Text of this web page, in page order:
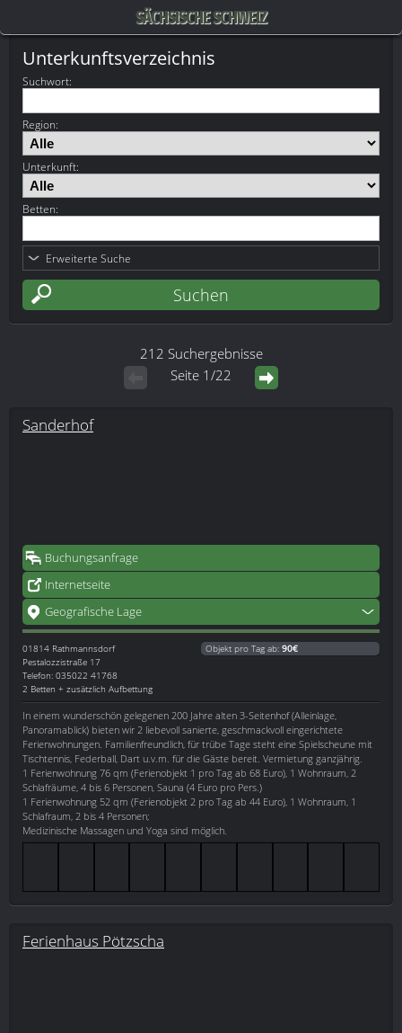
SÄCHSISCHE SCHWEIZ
Unterkunftsverzeichnis
Suchwort:
Region:
Unterkunft:
Betten:
Erweiterte Suche
212 Suchergebnisse
Seite 1/22
Sanderhof
Buchungsanfrage
Internetseite
Geografische Lage
01814 Rathmannsdorf
Pestalozzistraße 17
Telefon: 035022 41768
2 Betten + zusätzlich Aufbettung
Objekt pro Tag ab: 90€
In einem wunderschön gelegenen 200 Jahre alten 3-Seitenhof (Alleinlage,
Panoramablick) bieten wir 2 liebevoll sanierte, geschmackvoll eingerichtete
Ferienwohnungen. Familienfreundlich, für trübe Tage steht eine Spielscheune mit
Tischtennis, Federball, Dart u.v.m. für die Gäste bereit. Vermietung ganzjährig.
1 Ferienwohnung 76 qm (Ferienobjekt 1 pro Tag ab 68 Euro), 1 Wohnraum, 2
Schlafräume, 4 bis 6 Personen, Sauna (4 Euro pro Pers.)
1 Ferienwohnung 52 qm (Ferienobjekt 2 pro Tag ab 44 Euro), 1 Wohnraum, 1
Schlafraum, 2 bis 4 Personen;
Medizinische Massagen und Yoga sind möglich.
Ferienhaus Pötzscha